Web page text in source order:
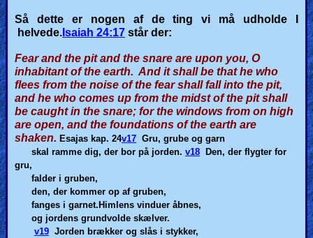
Så dette er nogen af de ting vi må udholde I
helvede. Isaiah 24:17 står der:
Fear and the pit and the snare are upon you, O
inhabitant of the earth. And it shall be that he who
flees from the noise of the fear shall fall into the pit,
and he who comes up from the midst of the pit shall
be caught in the snare; for the windows from on high
are open, and the foundations of the earth are
shaken. Esajas kap. 24v17 Gru, grube og garn
skal ramme dig, der bor på jorden. v18 Den, der flygter for
gru,
falder i gruben,
den, der kommer op af gruben,
fanges i garnet.Himlens vinduer åbnes,
og jordens grundvolde skælver.
v19 Jorden brækker og slås i stykker,